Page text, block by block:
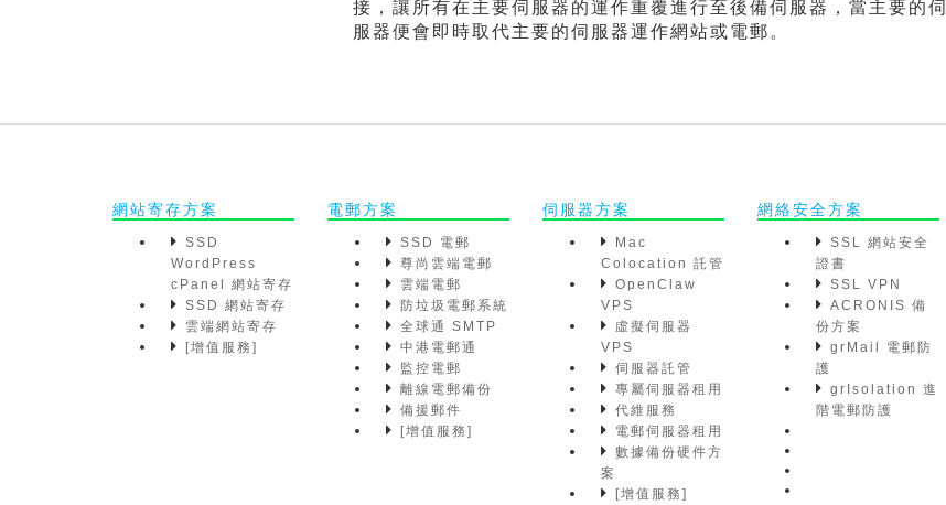
接，讓所有在主要伺服器的運作重覆進行至後備伺服器，當主要的
服器便會即時取代主要的伺服器運作網站或電郵。
網站寄存方案
SSD
WordPress
cPanel 網站寄存
SSD 網站寄存
雲端網站寄存
[增值服務]
電郵方案
SSD 電郵
尊尚雲端電郵
雲端電郵
防垃圾電郵系統
全球通 SMTP
中港電郵通
監控電郵
離線電郵備份
備援郵件
[增值服務]
伺服器方案
Mac
Colocation 託管
OpenClaw
VPS
虛擬伺服器
VPS
伺服器託管
專屬伺服器租用
代維服務
電郵伺服器租用
數據備份硬件方
案
[增值服務]
網絡安全方案
SSL 網站安全
證書
SSL VPN
ACRONIS 備
份方案
grMail 電郵防
護
grIsolation 進
階電郵防護